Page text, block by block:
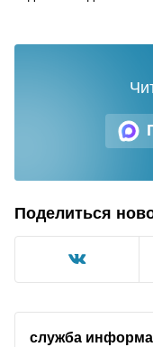
Поделиться
служба